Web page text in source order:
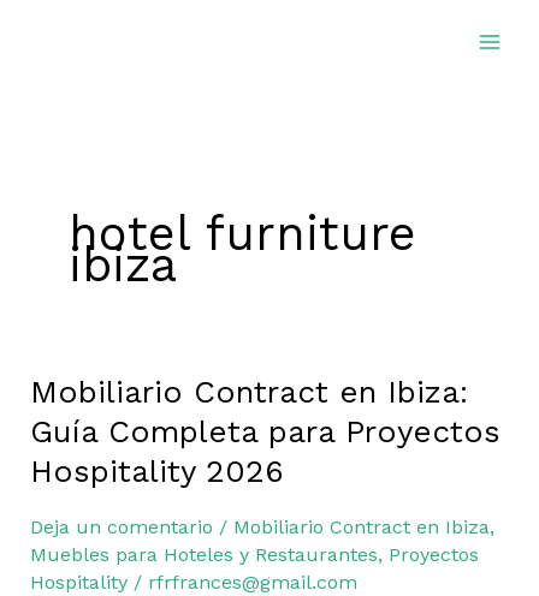
hotel furniture
ibiza
Mobiliario Contract en Ibiza:
Guía Completa para Proyectos
Hospitality 2026
Deja un comentario / Mobiliario Contract en Ibiza,
Muebles para Hoteles y Restaurantes, Proyectos
Hospitality/ rfrfrances@gmail.com
Mobiliario
Contract
en
Ibiza:
Completa
para